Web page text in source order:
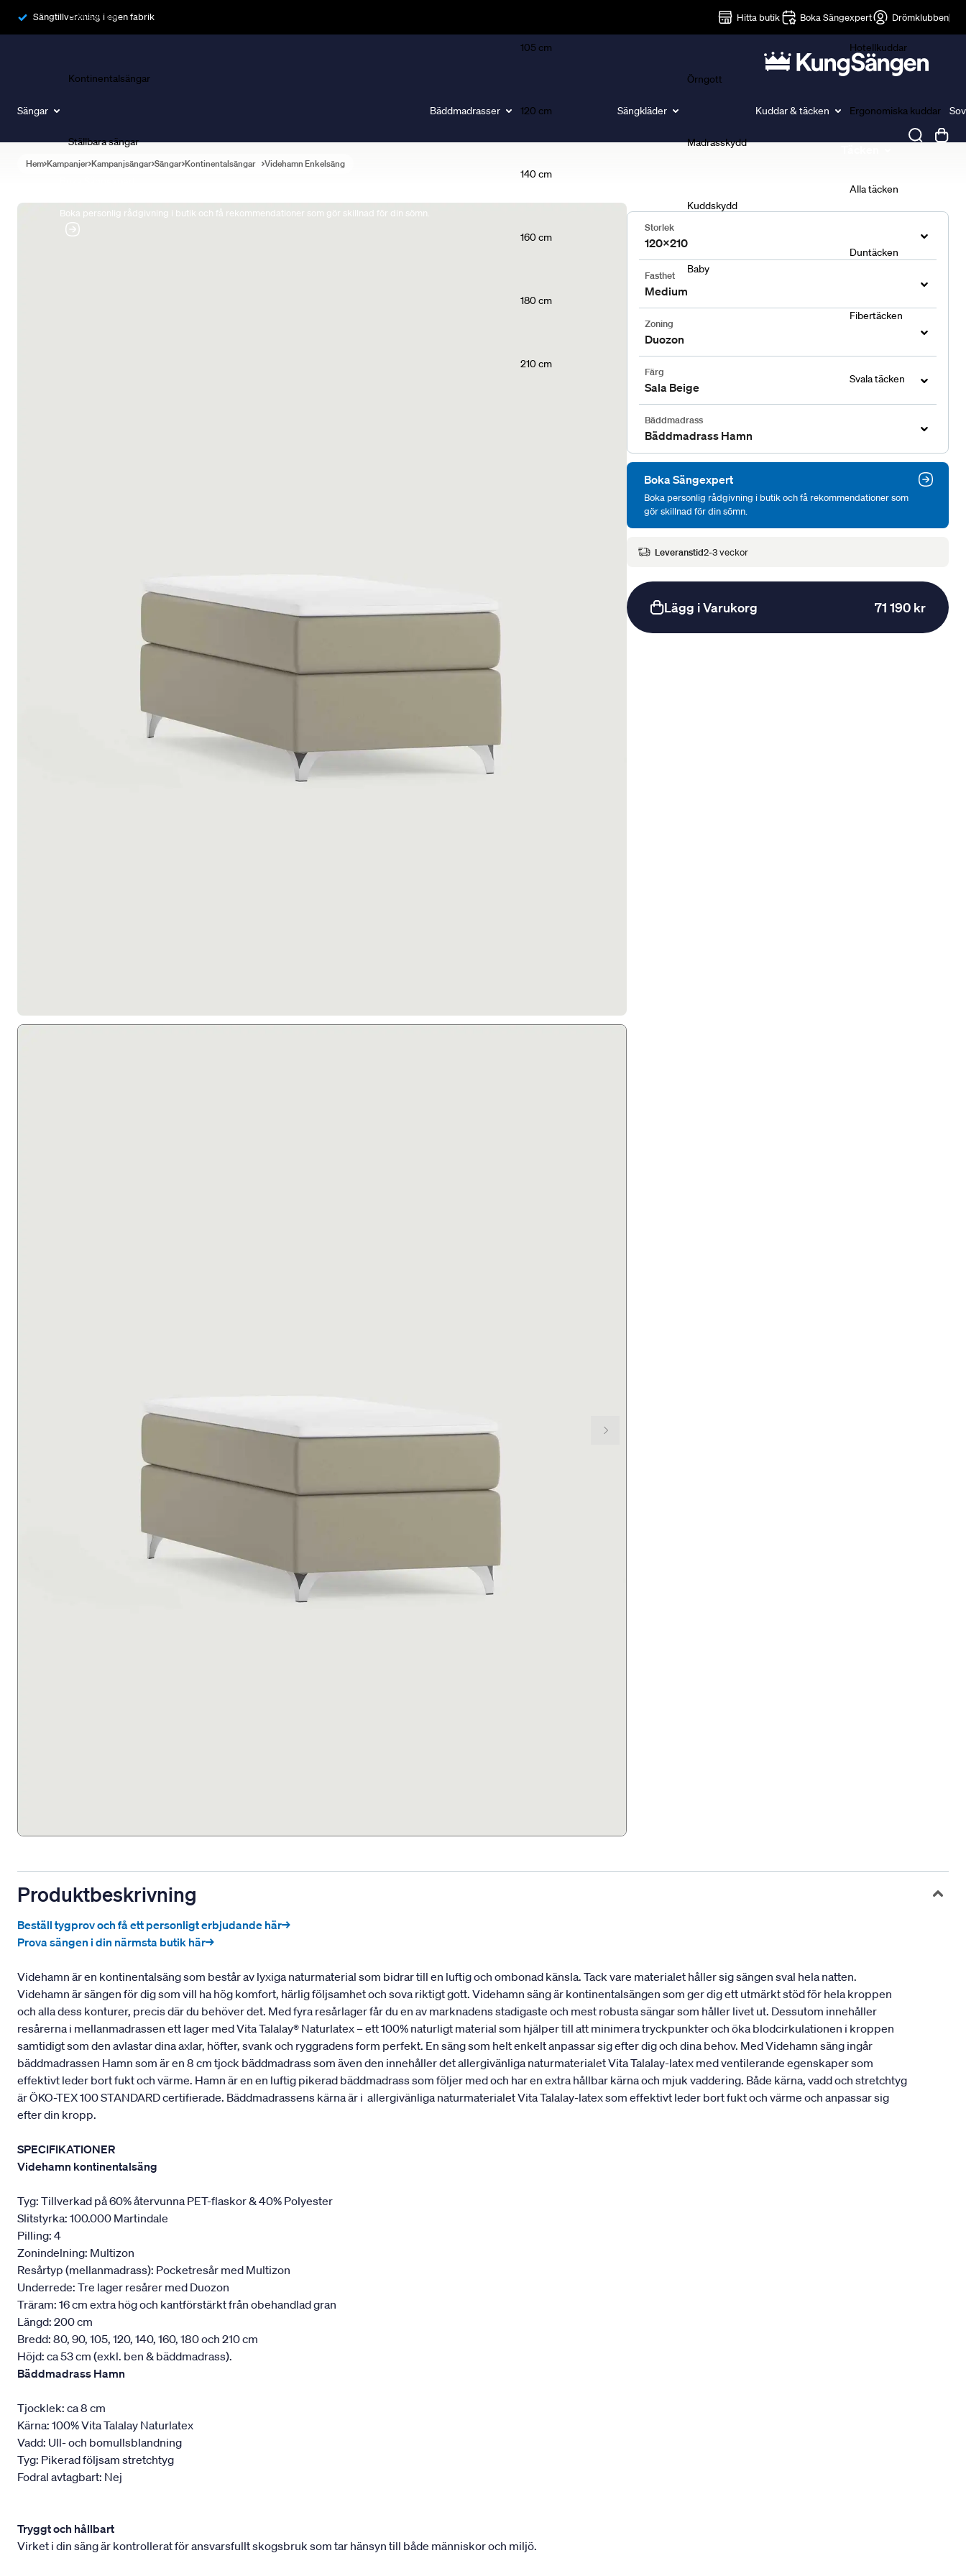
Sängtillverkning i egen fabrik Hitta butik Boka Sängexpert Drömklubben
Sängar
Ramsängar
Kontinentalsängar
Ställbara sängar
Boka personlig rådgivning i butik och få rekommendationer som gör skillnad för din sömn.
Bäddmadrasser
105 cm
120 cm
140 cm
160 cm
180 cm
210 cm
Sängkläder
Örngott
Madrasskydd
Kuddskydd
Baby
Kuddar & täcken
Hotellkuddar
Ergonomiska kuddar
Alla täcken
Duntäcken
Fibertäcken
Svala täcken
Hem Kampanjer Kampanjsängar Sängar Kontinentalsängar Videhamn Enkelsäng
Storlek
120x210
Fasthet
Medium
Zoning
Duozon
Färg
Sala Beige
Bäddmadrass
Bäddmadrass Hamn
Boka Sängexpert
Boka personlig rådgivning i butik och få rekommendationer som
gör skillnad för din sömn.
Leveranstid2-3 veckor
Lägg i Varukorg 71 190 kr
Produktbeskrivning
Beställ tygprov och få ett personligt erbjudande här→
Prova sängen i din närmsta butik här→
Videhamn är en kontinentalsäng som består av lyxiga naturmaterial som bidrar till en luftig och ombonad känsla. Tack vare materialet håller sig sängen sval hela natten.
Videhamn är sängen för dig som vill ha hög komfort, härlig följsamhet och sova riktigt gott. Videhamn säng är kontinentalsängen som ger dig ett utmärkt stöd för hela kroppen
och alla dess konturer, precis där du behöver det. Med fyra resårlager får du en av marknadens stadigaste och mest robusta sängar som håller livet ut. Dessutom innehåller
resårerna i mellanmadrassen ett lager med Vita Talalay® Naturlatex – ett 100% naturligt material som hjälper till att minimera tryckpunkter och öka blodcirkulationen i kroppen
samtidigt som den avlastar dina axlar, höfter, svank och ryggradens form perfekt. En säng som helt enkelt anpassar sig efter dig och dina behov. Med Videhamn säng ingår
bäddmadrassen Hamn som är en 8 cm tjock bäddmadrass som även den innehåller det allergivänliga naturmaterialet Vita Talalay-latex med ventilerande egenskaper som
effektivt leder bort fukt och värme. Hamn är en en luftig pikerad bäddmadrass som följer med och har en extra hållbar kärna och mjuk vaddering. Både kärna, vadd och stretchtyg
är ÖKO-TEX 100 STANDARD certifierade. Bäddmadrassens kärna är i allergivänliga naturmaterialet Vita Talalay-latex som effektivt leder bort fukt och värme och anpassar sig
efter din kropp.
SPECIFIKATIONER
Videhamn kontinentalsäng
Tyg: Tillverkad på 60% återvunna PET-flaskor & 40% Polyester
Slitstyrka: 100.000 Martindale
Pilling: 4
Zonindelning: Multizon
Resårtyp (mellanmadrass): Pocketresår med Multizon
Underrede: Tre lager resårer med Duozon
Träram: 16 cm extra hög och kantförstärkt från obehandlad gran
Längd: 200 cm
Bredd: 80, 90, 105, 120, 140, 160, 180 och 210 cm
Höjd: ca 53 cm (exkl. ben & bäddmadrass).
Bäddmadrass Hamn
Tjocklek: ca 8 cm
Kärna: 100% Vita Talalay Naturlatex
Vadd: Ull- och bomullsblandning
Tyg: Pikerad följsam stretchtyg
Fodral avtagbart: Nej
Tryggt och hållbart
Virket i din säng är kontrollerat för ansvarsfullt skogsbruk som tar hänsyn till både människor och miljö.